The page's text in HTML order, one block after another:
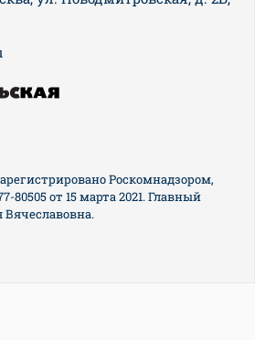
Роскомнадзором,
от 15 марта 2021. Главный
Вячеславовна.